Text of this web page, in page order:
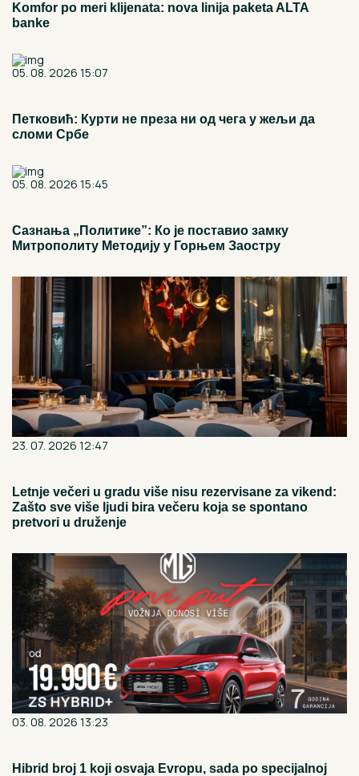
Komfor po meri klijenata: nova linija paketa ALTA
banke
05. 08. 2026 15:07
Петковић: Курти не преза ни од чега у жељи да
сломи Србе
05. 08. 2026 15:45
Сазнања „Политике”: Ко је поставио замку
Митрополиту Методију у Горњем Заостру
23. 07. 2026 12:47
Letnje večeri u gradu više nisu rezervisane za vikend:
Zašto sve više ljudi bira večeru koja se spontano
pretvori u druženje
03. 08. 2026 13:23
Hibrid broj 1 koji osvaja Evropu, sada po specijalnoj